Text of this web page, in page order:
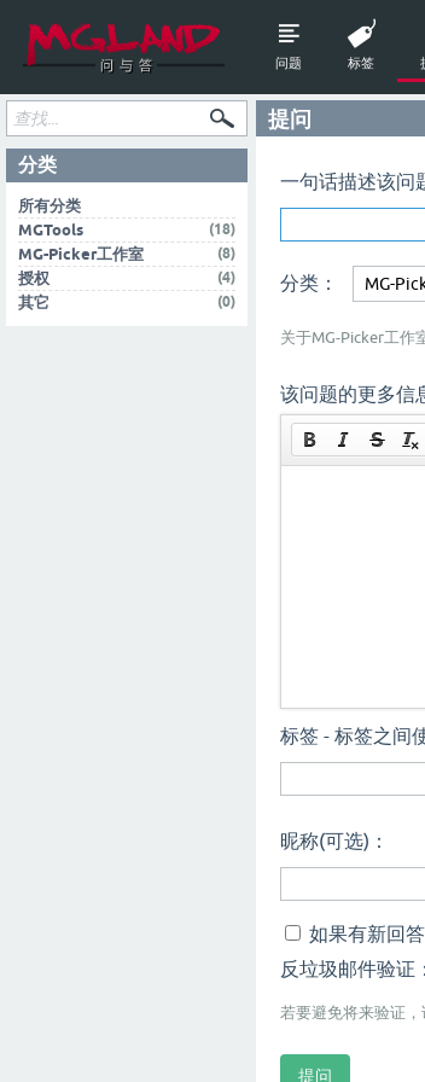
问题 标签
提问
一句话描述该问
分类：
关于MG-Picker工作
该问题的更多信
标签 - 标签之间
昵称(可选)：
如果有新回
反垃圾邮件验证：
若要避免将来验证，
分类
所有分类
MGTools
(18)
MG-Picker工作室
(8)
授权
(4)
其它
(0)